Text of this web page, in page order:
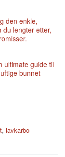
den enkle,
du lengter etter,
ultimate guide til
bunnet
, lavkarbo